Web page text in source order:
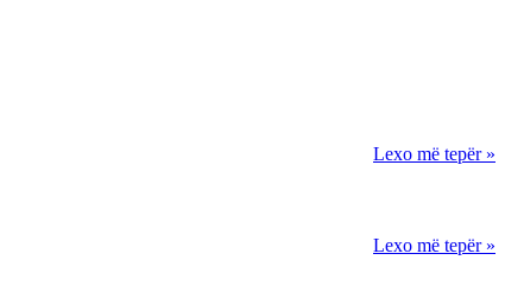
Lexo më tepër »
Lexo më tepër »